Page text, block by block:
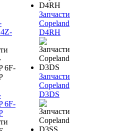
6F-
Запчасти
Copeland
D4RH
Запчасти
Copeland
D3DS